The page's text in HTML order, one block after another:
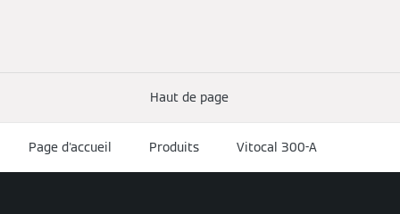
Haut de page
Page d'accueil Produits Vitocal 300-A